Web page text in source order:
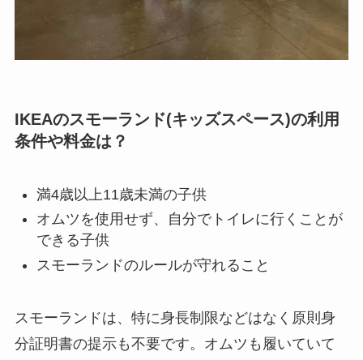
IKEAのスモーランド(キッズスペース)の利用
条件や料金は？
満4歳以上11歳未満の子供
オムツを使用せず、自分でトイレに行くことが
できる子供
スモーランドのルールが守れること
スモーランドは、特に身長制限などはなく原則身
分証明書の提示も不要です。オムツも履いていて